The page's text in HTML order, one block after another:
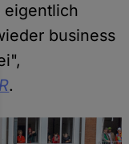
business
.